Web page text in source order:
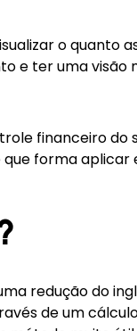
o quanto
e ter uma visão
financeiro do
forma
redução do
de um